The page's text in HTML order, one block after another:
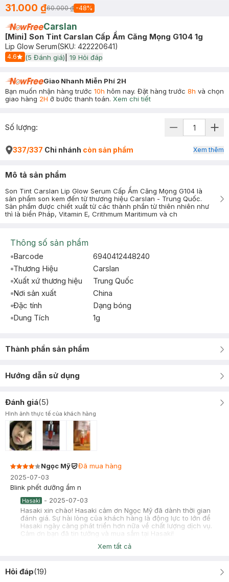
31.000 ₫60.000 ₫ -48%
Carslan
[Mini] Son Tint Carslan Cấp Ẩm Căng Mọng G104 1g
Lip Glow Serum(SKU: 422220641)
4.6
Start Icon
(5 Đánh giá) 19 Hỏi đáp
Giao Nhanh Miễn Phí 2H
Bạn muốn nhận hàng trước 10h hôm nay. Đặt hàng trước 8h và chọn
giao hàng 2H ở bước thanh toán. Xem chi tiết
Số lượng:
337/337 Chi nhánh còn sản phẩm Xem thêm
Mô tả sản phẩm
Son Tint Carslan Lip Glow Serum Cấp Ẩm Căng Mọng G104 là
sản phẩm son kem đến từ thương hiệu Carslan - Trung Quốc.
Sản phẩm được chiết xuất từ các thành phần từ thiên nhiên như
thì là biển Pháp, Vitamin E, Crithmum Maritimum và ch
Thông số sản phẩm
Barcode
6940412448240
Thương Hiệu
Carslan
Xuất xứ thương hiệu
Trung Quốc
Nơi sản xuất
China
Đặc tính
Dạng bóng
Dung Tích
1g
Thành phần sản phẩm
Hướng dẫn sử dụng
Đánh giá(5)
Hình ảnh thực tế của khách hàng
Ngọc Mỹ
Đã mua hàng
2025-07-03
Blink phết dưỡng ẩm n
Hasaki - 2025-07-03
Hasaki xin chào! Hasaki cảm ơn Ngọc Mỹ đã dành thời gian
đánh giá. Sự hài lòng của khách hàng là động lực to lớn để
Hasaki ngày càng phát triển hơn nữa về chất lượng dịch vụ.
Cảm ơn bạn đã tin tưởng và mua sắm tại Hasaki!
Đã mua hàng
Màu này xinh lắm lun mng oiiiii, mềm môi với fill đầy rãnh môi oke
Xem tất cả
Hỏi đáp(19)